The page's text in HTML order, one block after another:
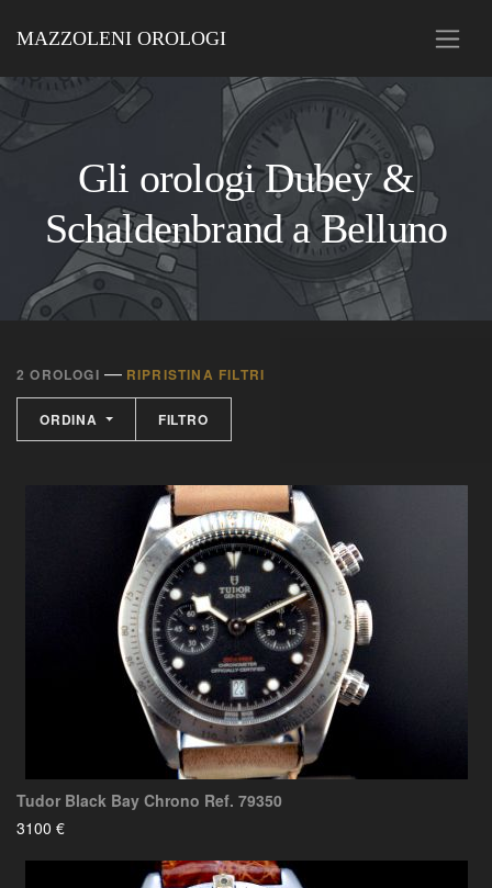
MAZZOLENI OROLOGI
Gli orologi Dubey &
Schaldenbrand a Belluno
2 OROLOGI — RIPRISTINA FILTRI
ORDINA FILTRO
Tudor Black Bay Chrono Ref. 79350
3100 €